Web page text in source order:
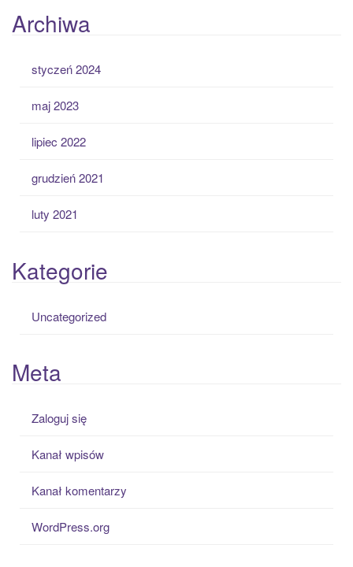
Archiwa
styczeń 2024
maj 2023
lipiec 2022
grudzień 2021
luty 2021
Kategorie
Uncategorized
Meta
Zaloguj się
Kanał wpisów
Kanał komentarzy
WordPress.org